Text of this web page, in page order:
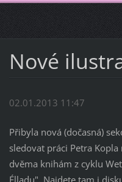
Nové
02.01.2013 11:47
Přibyla nová (dočasná)
sledovat práci Petra
dvěma knihám z cyklu